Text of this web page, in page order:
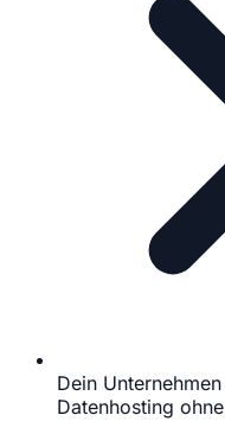
Dein
Datenhosting